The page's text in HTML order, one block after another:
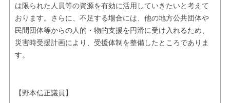
は限られた人員等の資源を有効に活用していきたいと考えて
おります。さらに、不足する場合には、他の地方公共団体や
民間団体等からの人的・物的支援を円滑に受け入れるため、
災害時受援計画により、受援体制を整備したところでありま
す。
【野本信正議員】